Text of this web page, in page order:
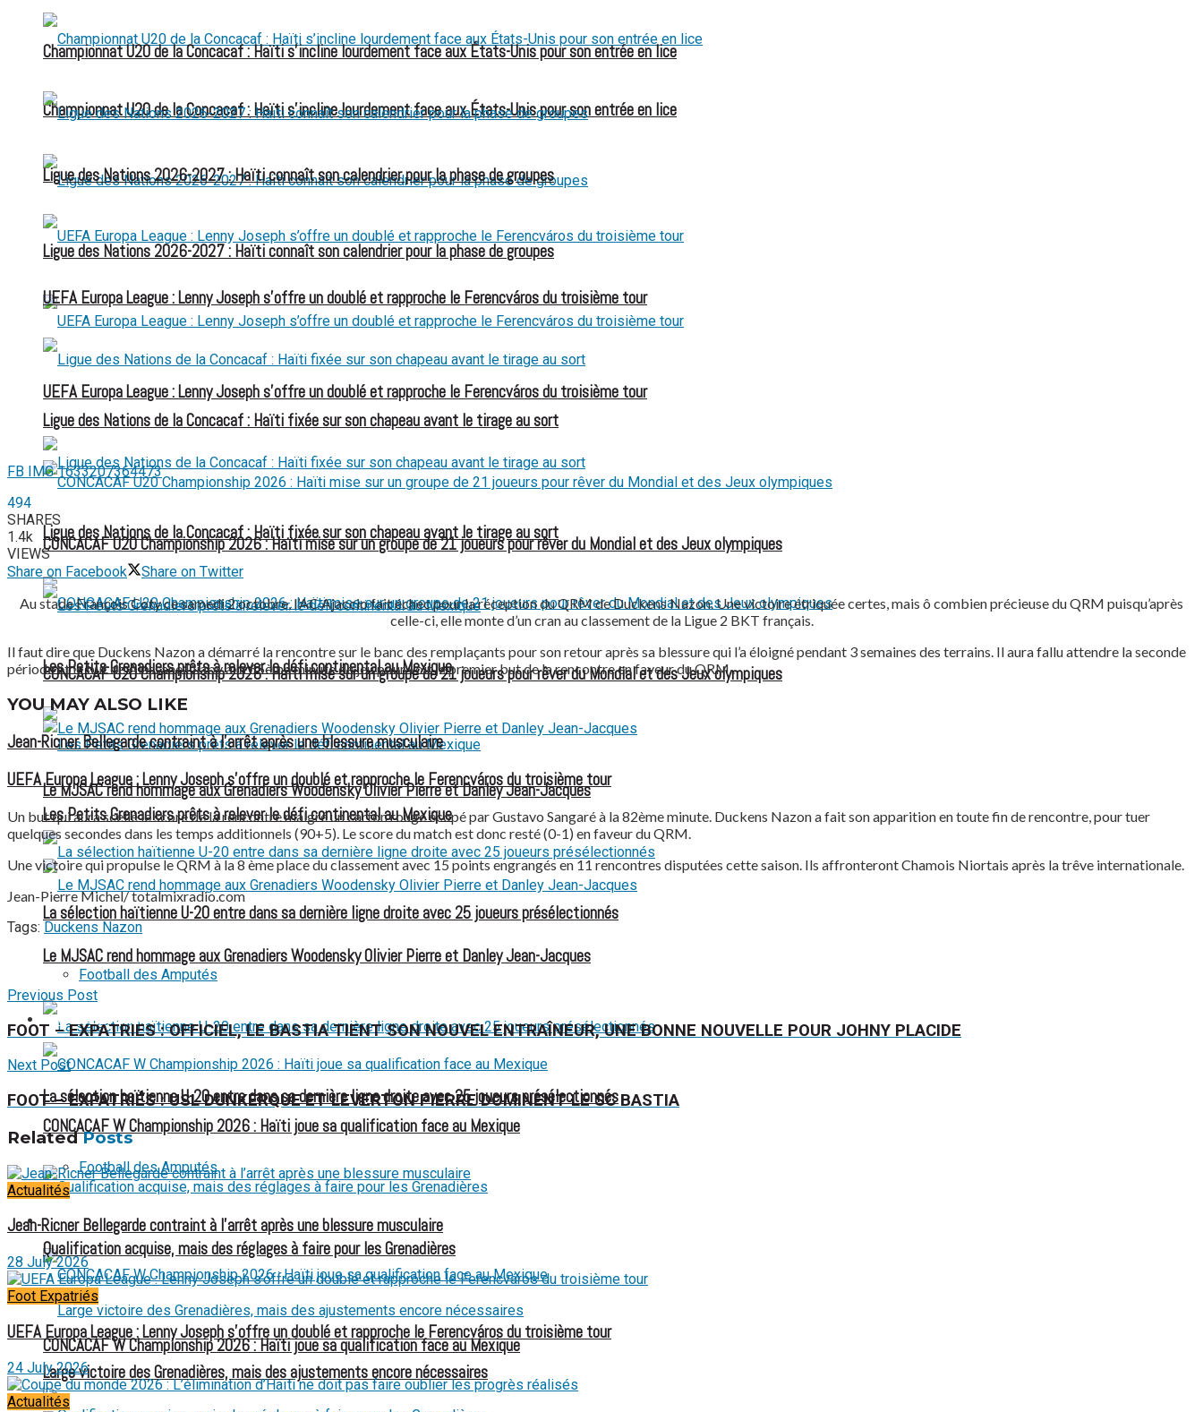
Championnat U20 de la Concacaf : Haïti s’incline lourdement face aux États-Unis pour son entrée en lice
Ligue des Nations 2026-2027 : Haïti connaît son calendrier pour la phase de groupes
UEFA Europa League : Lenny Joseph s’offre un doublé et rapproche le Ferencváros du troisième tour
Ligue des Nations de la Concacaf : Haïti fixée sur son chapeau avant le tirage au sort
CONCACAF U20 Championship 2026 : Haïti mise sur un groupe de 21 joueurs pour rêver du Mondial et des Jeux olympiques
Les Petits Grenadiers prêts à relever le défi continental au Mexique
Le MJSAC rend hommage aux Grenadiers Woodensky Olivier Pierre et Danley Jean-Jacques
La sélection haïtienne U-20 entre dans sa dernière ligne droite avec 25 joueurs présélectionnés
Football des Amputés
FOOTBALL FÉMININ
CONCACAF W Championship 2026 : Haïti joue sa qualification face au Mexique
Championnat U20 de la Concacaf : Haïti s’incline lourdement face aux États-Unis pour son entrée en lice
Ligue des Nations 2026-2027 : Haïti connaît son calendrier pour la phase de groupes
UEFA Europa League : Lenny Joseph s’offre un doublé et rapproche le Ferencváros du troisième tour
Ligue des Nations de la Concacaf : Haïti fixée sur son chapeau avant le tirage au sort
CONCACAF U20 Championship 2026 : Haïti mise sur un groupe de 21 joueurs pour rêver du Mondial et des Jeux olympiques
Les Petits Grenadiers prêts à relever le défi continental au Mexique
Le MJSAC rend hommage aux Grenadiers Woodensky Olivier Pierre et Danley Jean-Jacques
La sélection haïtienne U-20 entre dans sa dernière ligne droite avec 25 joueurs présélectionnés
Football des Amputés
FOOTBALL FÉMININ
CONCACAF W Championship 2026 : Haïti joue sa qualification face au Mexique
Qualification acquise, mais des réglages à faire pour les Grenadières
Large victoire des Grenadières, mais des ajustements encore nécessaires
FB IMG 1633207364473
494
SHARES
1.4k
VIEWS
Share on Facebook
Share on Twitter
Au stade François Coty ce samedi 2 octobre, l’AC Ajaccio fait échec pour la réception du QRM de Duckens Nazon. Une victoire étriquée certes, mais ô combien précieuse du QRM puisqu’après
celle-ci, elle monte d’un cran au classement de la Ligue 2 BKT français.
Il faut dire que Duckens Nazon a démarré la rencontre sur le banc des remplaçants pour son retour après sa blessure qui l’a éloigné pendant 3 semaines des terrains. Il aura fallu attendre la seconde
période et le but de Alassane Diaby à la 65ème minute de jeu pour voir le premier but de la rencontre en faveur du QRM .
YOU MAY ALSO LIKE
Jean-Ricner Bellegarde contraint à l’arrêt après une blessure musculaire
UEFA Europa League : Lenny Joseph s’offre un doublé et rapproche le Ferencváros du troisième tour
Un but qui aura scellé le score de la rencontre malgré un carton rouge écopé par Gustavo Sangaré à la 82ème minute. Duckens Nazon a fait son apparition en toute fin de rencontre, pour tuer
quelques secondes dans les temps additionnels (90+5). Le score du match est donc resté (0-1) en faveur du QRM.
Une victoire qui propulse le QRM à la 8 ème place du classement avec 15 points engrangés en 11 rencontres disputées cette saison. Ils affronteront Chamois Niortais après la trêve internationale.
Jean-Pierre Michel/ totalmixradio.com
Tags: Duckens Nazon
Previous Post
FOOT – EXPATRIES : OFFICIEL, LE BASTIA TIENT SON NOUVEL ENTRAÎNEUR, UNE BONNE NOUVELLE POUR JOHNY PLACIDE
Next Post
FOOT – EXPATRIÉS : USL DUNKERQUE ET LEVERTON PIERRE DOMINENT LE SC BASTIA
RelatedPosts
Actualités
Jean-Ricner Bellegarde contraint à l’arrêt après une blessure musculaire
28 July 2026
Foot Expatriés
UEFA Europa League : Lenny Joseph s’offre un doublé et rapproche le Ferencváros du troisième tour
24 July 2026
Actualités